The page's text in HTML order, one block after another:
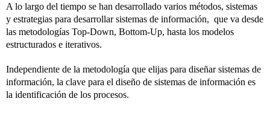
A lo largo del tiempo se han desarrollado varios métodos, sistemas
y estrategias para desarrollar sistemas de información, que va desde
las metodologías Top-Down, Bottom-Up, hasta los modelos
estructurados e iterativos.
Independiente de la metodología que elijas para diseñar sistemas de
información, la clave para el diseño de sistemas de información es
la identificación de los procesos.